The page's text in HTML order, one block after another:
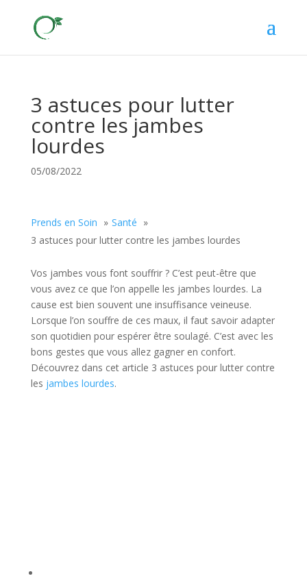
3 astuces pour lutter
contre les jambes
lourdes
05/08/2022
Prends en Soin
Santé
3 astuces pour lutter contre les jambes lourdes
Vos jambes vous font souffrir ? C’est peut-être que
vous avez ce que l’on appelle les jambes lourdes. La
cause est bien souvent une insuffisance veineuse.
Lorsque l’on souffre de ces maux, il faut savoir adapter
son quotidien pour espérer être soulagé. C’est avec les
bons gestes que vous allez gagner en confort.
Découvrez dans cet article 3 astuces pour lutter contre
les jambes lourdes.